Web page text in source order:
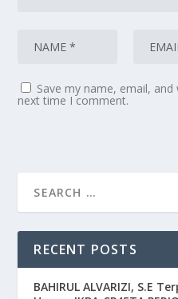
Save my name, email,
next time I comment.
RECENT POSTS
BAHIRUL ALVARIZI, S.E